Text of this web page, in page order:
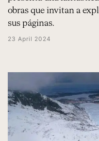
obras que invitan a
sus páginas.
23 April 2024